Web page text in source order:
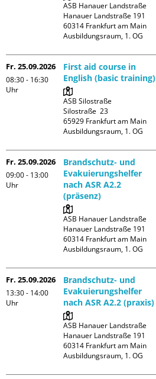
ASB Hanauer Landstraße
Hanauer Landstraße 191
60314 Frankfurt am Main
Ausbildungsraum, 1. OG
Fr. 25.09.2026
08:30 - 16:30
Uhr
First aid course in
English (basic training)
ASB Silostraße
Silostraße  23
65929 Frankfurt am Main
Ausbildungsraum, 1. OG
Fr. 25.09.2026
09:00 - 13:00
Uhr
Brandschutz- und
Evakuierungshelfer
nach ASR A2.2
(präsenz)
ASB Hanauer Landstraße
Hanauer Landstraße 191
60314 Frankfurt am Main
Ausbildungsraum, 1. OG
Fr. 25.09.2026
13:30 - 14:00
Uhr
Brandschutz- und
Evakuierungshelfer
nach ASR A2.2 (praxis)
ASB Hanauer Landstraße
Hanauer Landstraße 191
60314 Frankfurt am Main
Ausbildungsraum, 1. OG